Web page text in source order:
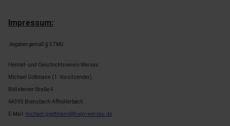
Impressum:
Angaben gemäß § 5 TMG
Heimat- und Geschichtsverein Wersau
Michael Göttmann (1. Vorsitzender)
Böllsteiner Straße 4
64395 Brensbach-Affhöllerbach
E-Mail: michael.goettmann@hugv-wersau.de